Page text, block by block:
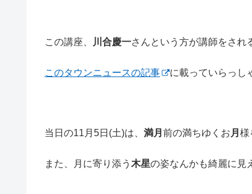
この講座、 川合慶一さんという方が講師をされ
このタウンニュースの記事 に載っていらっし
当日の11月5日(土)は、 満月 前の満ちゆくお 月 様
また、月に寄り添う 木星の姿なんかも綺麗に見